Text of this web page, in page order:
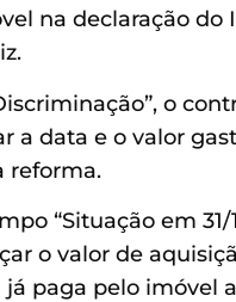
na declaração do
o
a data e o valor
reforma.
“Situação em 31/
o valor de
paga pelo imóvel